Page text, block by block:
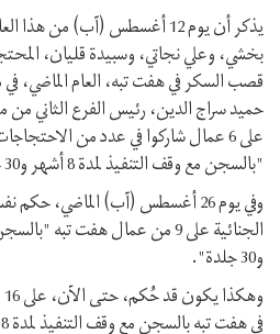
يذكر أن يوم 12 أغسطس (آب) من
بخشي، وعلي نجاتي، وسبيدة قليان،
قصب السکر في هفت تبه، العام الماضي،
حميد سراج الدين، رئيس الفرع الثاني
على 6 عمال شاركوا في عدد من
"بالسجن مع وقف التنفيذ لمدة 8 أشهر و30 جلدة".
وفي يوم 26 أغسطس (آب)
و30 جلدة".